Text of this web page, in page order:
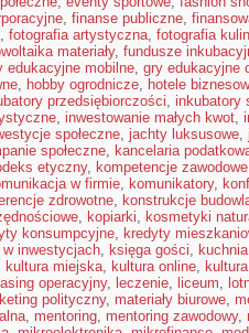
, finanse publiczne,
, fotografia artystyczna, fotografia
materiały, fundusze
edukacyjne mobilne, gry edukacyjne
, hobby ogrodnicze, hotele
przedsiębiorczości, inkubatory
, inwestowanie małych kwot,
społeczne, jachty luksusowe,
społeczne, kancelaria
etyczny, kompetencje zawodowe
w firmie, komunikatory,
zdrowotne, konstrukcje
, kopiarki, kosmetyki
konsumpcyjne, kredyty
w inwestycjach, księga gości,
kultura miejska, kultura online,
operacyjny, leczenie, liceum,
polityczny, materiały biurowe,
, mentoring, mentoring zawodowy,